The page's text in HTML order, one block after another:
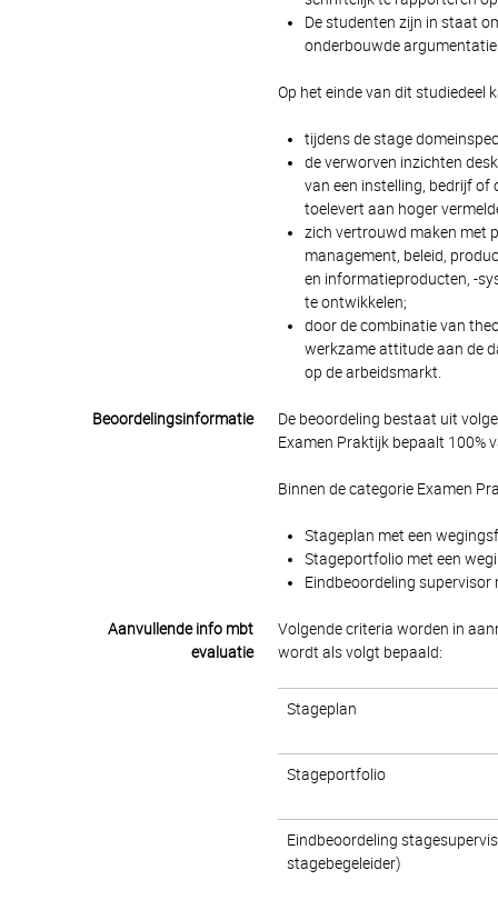
De studenten zijn in staat
onderbouwde
Op het einde van dit studiedeel
tijdens de stage
de verworven inzichten
van een instelling, bedrijf of
toelevert aan hoger
zich vertrouwd maken met
management, beleid,
en informatieproducten, -
te ontwikkelen;
door de combinatie van
werkzame attitude aan de
op de arbeidsmarkt.
Beoordelingsinformatie
De beoordeling bestaat uit
Examen Praktijk bepaalt 100%
Binnen de categorie Examen
Stageplan met een
Stageportfolio met een
Eindbeoordeling supervisor
Aanvullende info mbt
evaluatie
Volgende criteria worden in
wordt als volgt bepaald:
Stageplan
Stageportfolio
Eindbeoordeling
stagebegeleider)